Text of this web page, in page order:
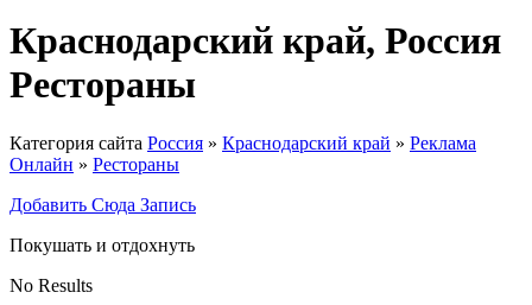
Краснодарский край, Россия
Рестораны
Категория сайта Россия » Краснодарский край » Реклама
Онлайн » Рестораны
Добавить Сюда Запись
Покушать и отдохнуть
No Results